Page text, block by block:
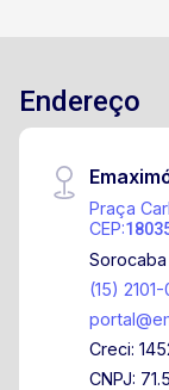
armazenar itens
- Árvores
Segurança
Endereço
Praça
CEP:
(15)
Creci:
CNPJ: